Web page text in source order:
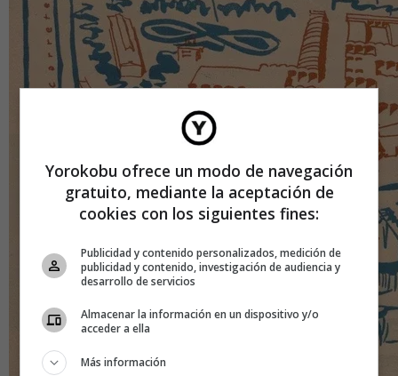
Yorokobu ofrece un modo de navegación
gratuito, mediante la aceptación de
cookies con los siguientes fines:
Publicidad y contenido personalizados, medición de
publicidad y contenido, investigación de audiencia y
desarrollo de servicios
Almacenar la información en un dispositivo y/o
acceder a ella
Más información